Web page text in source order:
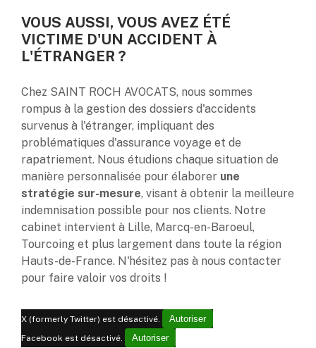
VOUS AUSSI, VOUS AVEZ ÉTÉ
VICTIME D'UN ACCIDENT À
L'ÉTRANGER ?
Chez SAINT ROCH AVOCATS, nous sommes
rompus à la gestion des dossiers d'accidents
survenus à l'étranger, impliquant des
problématiques d'assurance voyage et de
rapatriement. Nous étudions chaque situation de
manière personnalisée pour élaborer une
stratégie sur-mesure, visant à obtenir la meilleure
indemnisation possible pour nos clients. Notre
cabinet intervient à Lille, Marcq-en-Baroeul,
Tourcoing et plus largement dans toute la région
Hauts-de-France. N'hésitez pas à nous contacter
pour faire valoir vos droits !
X (formerly Twitter) est désactivé. Autoriser
Facebook est désactivé. Autoriser